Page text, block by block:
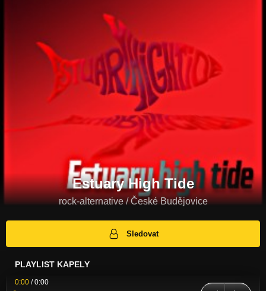
Estuary High Tide
rock-alternative / České Budějovice
Sledovat
PLAYLIST KAPELY
0:00 /0:00